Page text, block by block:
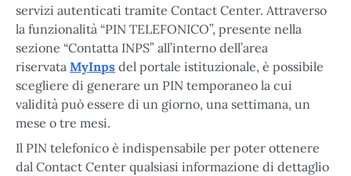
servizi autenticati tramite Contact Center. Attraverso
la funzionalità “PIN TELEFONICO”, presente nella
sezione “Contatta INPS” all’interno dell’area
riservata MyInps del portale istituzionale, è possibile
scegliere di generare un PIN temporaneo la cui
validità può essere di un giorno, una settimana, un
mese o tre mesi.
Il PIN telefonico è indispensabile per poter ottenere
dal Contact Center qualsiasi informazione di dettaglio